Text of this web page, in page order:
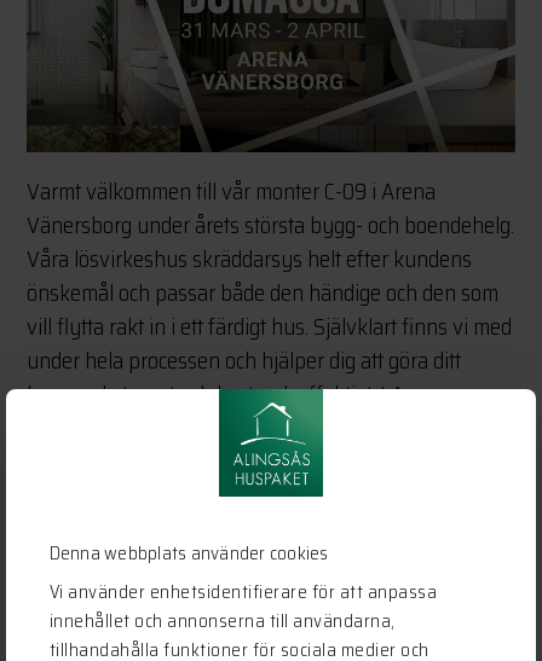
Denna webbplats använder cookies
Vi använder enhetsidentifierare för att anpassa
innehållet och annonserna till användarna,
tillhandahålla funktioner för sociala medier och
Varmt välkommen till vår monter C-09 i Arena
Vänersborg under årets största bygg- och boendehelg.
Våra lösvirkeshus skräddarsys helt efter kundens
önskemål och passar både den händige och den som
vill flytta rakt in i ett färdigt hus. Självklart finns vi med
under hela processen och hjälper dig att göra ditt
byggande tryggt och kostnadseffektivt. I Arena
Vänersborg är du välkommen att diskutera dina
husdrömmar med oss. Ditt drömhus kan vara närmare
än du tror. Allt är möjligt!
Årets största bygg- och boendehelg i Vänersborg
kommer att bli en härlig helg fylld med kunskap och
inspiration.Allt samlat under ett och samma tak!